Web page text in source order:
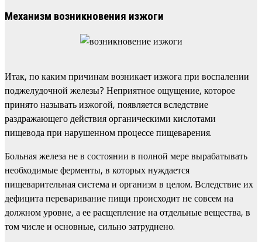
Механизм возникновения изжоги
Итак, по каким причинам возникает изжога при воспалении
поджелудочной железы? Неприятное ощущение, которое
принято называть изжогой, появляется вследствие
раздражающего действия органическими кислотами
пищевода при нарушенном процессе пищеварения.
Больная железа не в состоянии в полной мере вырабатывать
необходимые ферменты, в которых нуждается
пищеварительная система и организм в целом. Вследствие их
дефицита переваривание пищи происходит не совсем на
должном уровне, а ее расщепление на отдельные вещества, в
том числе и основные, сильно затруднено.